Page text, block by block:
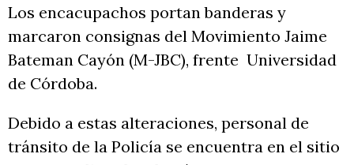
Los encacupachos portan banderas y
marcaron consignas del Movimiento Jaime
Bateman Cayón (M-JBC), frente Universidad
de Córdoba.
Debido a estas alteraciones, personal de
tránsito de la Policía se encuentra en el sitio